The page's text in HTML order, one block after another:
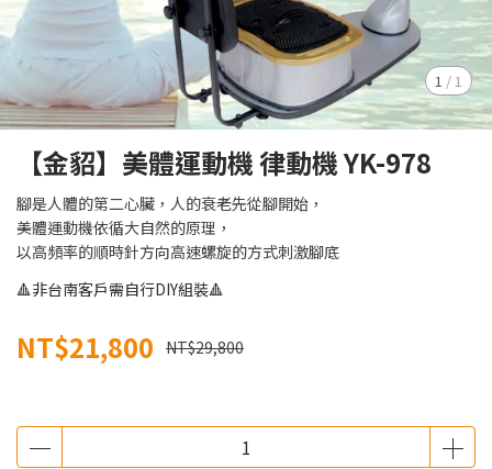
1 / 1
【金貂】美體運動機 律動機 YK-978
腳是人體的第二心臟，人的衰老先從腳開始，
美體運動機依循大自然的原理，
以高頻率的順時針方向高速螺旋的方式刺激腳底
🔺非台南客戶需自行DIY組裝🔺
NT$21,800 NT$29,800